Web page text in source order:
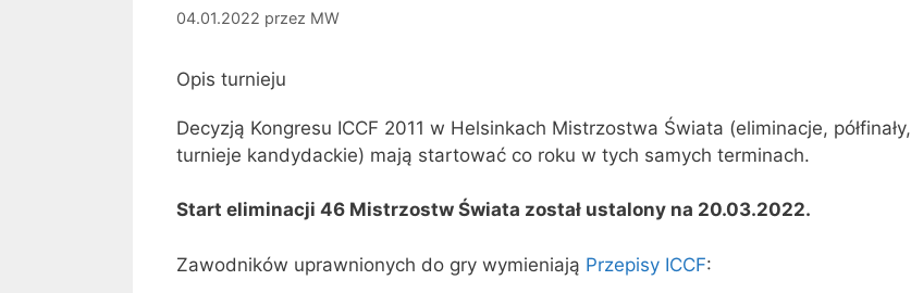
04.01.2022 przez MW
Opis turnieju
Decyzją Kongresu ICCF 2011 w Helsinkach Mistrzostwa Świata (eliminacje, półfinały,
turnieje kandydackie) mają startować co roku w tych samych terminach.
Start eliminacji 46 Mistrzostw Świata został ustalony na 20.03.2022.
Zawodników uprawnionych do gry wymieniają Przepisy ICCF: